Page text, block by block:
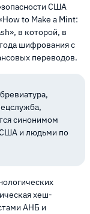
США
to Make a Mint:
в которой, в
шифрования с
переводов.
синонимом
и людьми по
хеш-
АНБ и